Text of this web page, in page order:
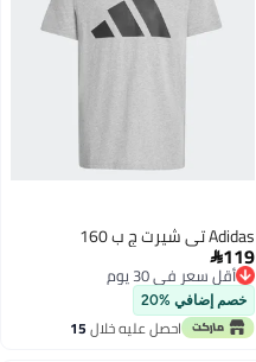
Adidas تي شيرت ج ب 160
119
أقل سعر في 30 يوم
أقل سعر في 30 يوم
خصم إضافي %20
احصل عليه خلال15